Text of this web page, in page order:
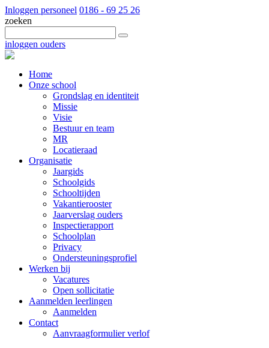
Inloggen personeel 0186 - 69 25 26
zoeken
inloggen ouders
Home
Onze school
Grondslag en identiteit
Missie
Visie
Bestuur en team
MR
Locatieraad
Organisatie
Jaargids
Schoolgids
Schooltijden
Vakantierooster
Jaarverslag ouders
Inspectierapport
Schoolplan
Privacy
Ondersteuningsprofiel
Werken bij
Vacatures
Open sollicitatie
Aanmelden leerlingen
Aanmelden
Contact
Aanvraagformulier verlof